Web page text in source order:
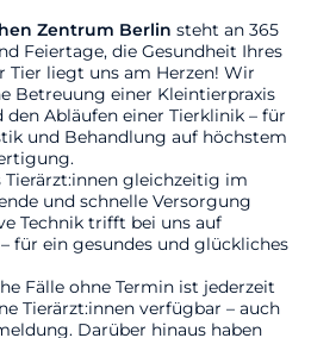
Zentrum Berlin steht an 365
Feiertage, die Gesundheit Ihres
Tier liegt uns am Herzen! Wir
Betreuung einer Kleintierpraxis
Abläufen einer Tierklinik – für
und Behandlung auf höchstem
Tierärzt:innen gleichzeitig im
und schnelle Versorgung
Technik trifft bei uns auf
für ein gesundes und glückliches
Fälle ohne Termin ist jederzeit
Tierärzt:innen verfügbar – auch
Darüber hinaus haben